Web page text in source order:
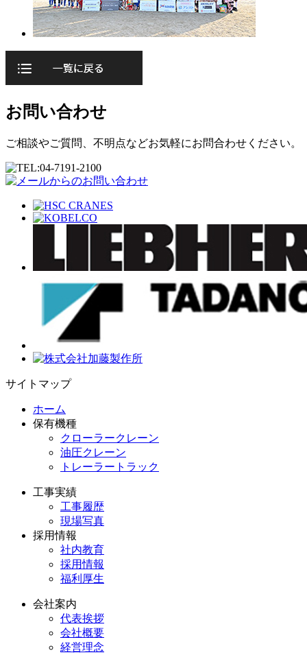
お問い合わせ
ご相談やご質問、不明点などお気軽にお問合わせください。
サイトマップ
ホーム
保有機種
クローラークレーン
油圧クレーン
トレーラートラック
工事実績
工事履歴
現場写真
採用情報
社内教育
採用情報
福利厚生
会社案内
代表挨拶
会社概要
経営理念